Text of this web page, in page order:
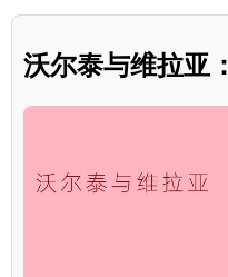
沃尔泰与维拉亚